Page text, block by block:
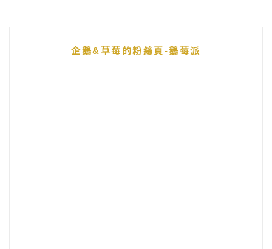
企鵝&草莓的粉絲頁-鵝莓派